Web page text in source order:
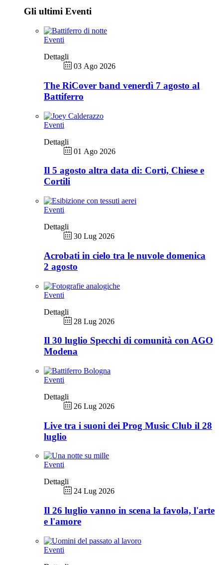
Gli ultimi Eventi
Eventi
Dettagli
03 Ago 2026
The RiCover band venerdì 7 agosto al
Battiferro
Eventi
Dettagli
01 Ago 2026
Il 5 agosto altra data di: Corti, Chiese e
Cortili
Eventi
Dettagli
30 Lug 2026
Acrobati in cielo tra le nuvole domenica
2 agosto
Eventi
Dettagli
28 Lug 2026
Il 30 luglio Specchi di comunità con AGO
Modena
Eventi
Dettagli
26 Lug 2026
Live tra i suoni dei Prog Music Club il 28
luglio
Eventi
Dettagli
24 Lug 2026
Il 26 luglio vanno in scena la favola, l'arte
e l'amore
Eventi